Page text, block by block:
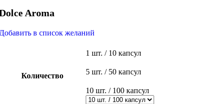
Aroma
в список желаний
Количество
1 шт. / 10 капсул
5 шт. / 50 капсул
10 шт. / 100 капсул